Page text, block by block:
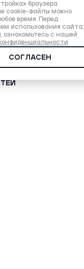
браузера.
cookie-файлы можно
время. Перед
использования сайта,
ознакомьтесь с нашей
.
СОГЛАСЕН